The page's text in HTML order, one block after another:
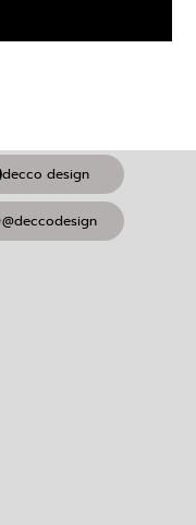
decco design
@deccodesign